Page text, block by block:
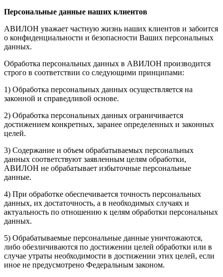
Персональные данные наших клиентов
АВИЛОН уважает частную жизнь наших клиентов и забоится
о конфиденциальности и безопасности Ваших персональных
данных.
Обработка персональных данных в АВИЛОН производится
строго в соответствии со следующими принципами:
1) Обработка персональных данных осуществляется на
законной и справедливой основе.
2) Обработка персональных данных ограничивается
достижением конкретных, заранее определенных и законных
целей.
3) Содержание и объем обрабатываемых персональных
данных соответствуют заявленным целям обработки,
АВИЛОН не обрабатывает избыточные персональные
данные.
4) При обработке обеспечивается точность персональных
данных, их достаточность, а в необходимых случаях и
актуальность по отношению к целям обработки персональных
данных.
5) Обрабатываемые персональные данные уничтожаются,
либо обезличиваются по достижении целей обработки или в
случае утраты необходимости в достижении этих целей, если
иное не предусмотрено Федеральным законом.